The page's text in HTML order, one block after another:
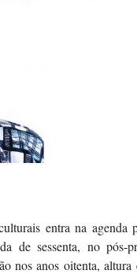
entra na agenda
de sessenta, no pós-
nos anos oitenta, altura